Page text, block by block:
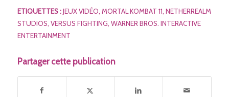
ETIQUETTES : JEUX VIDÉO, MORTAL KOMBAT 11, NETHERREALM
STUDIOS, VERSUS FIGHTING, WARNER BROS. INTERACTIVE
ENTERTAINMENT
Partager cette publication